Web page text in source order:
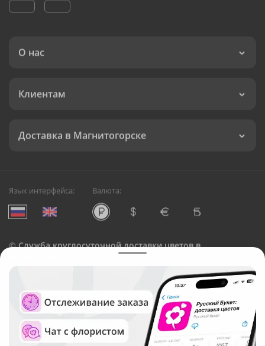
О нас
Клиентам
Доставка в Магнитогорске
Язык интерфейса: Валюта:
©Служба круглосуточной доставки цветов в
Русский Букет, 2026
Общество с ограниченной ответственностью «Технология»
ОГРН: 1195476081745, ИНН: 5410081997
Юридический адрес: г. Новосибирск, ул. Ипподромская,
д.42, оф. 3